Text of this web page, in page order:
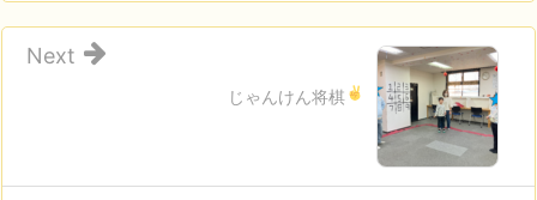
じゃんけん将棋
Next